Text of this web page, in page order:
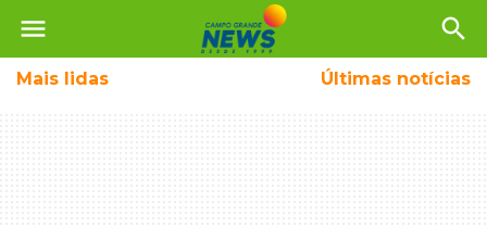
menu search
Mais lidas Últimas notícias